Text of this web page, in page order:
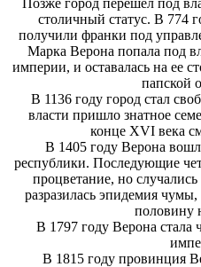
Позже город перешел под
столичный статус. В 774
получили франки под
Марка Верона попала под
империи, и оставалась на ее
папской
В 1136 году город стал
власти пришло знатное
конце XVI века
В 1405 году Верона
республики. Последующие
процветание, но
разразилась эпидемия чумы,
половину
В 1797 году Верона стала
В 1815 году провинция